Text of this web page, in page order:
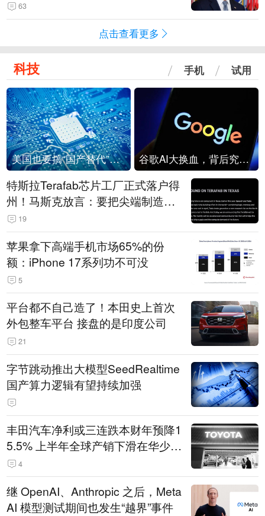
63
点击查看更多
科技 手机 试用
美国也要搞“国产替代”？先算清三笔账 谷歌AI大换血，背后究竟发生了什么？
特斯拉Terafab芯片工厂正式落户得
州！马斯克放言：要把尖端制造带
回美国
19
苹果拿下高端手机市场65%的份
额：iPhone 17系列功不可没
5
平台都不自己造了！本田史上首次
外包整车平台 接盘的是印度公司
21
字节跳动推出大模型SeedRealtime
国产算力逻辑有望持续加强
丰田汽车净利或三连跌本财年预降1
5.5% 上半年全球产销下滑在华少卖
14.3万辆
4
继 OpenAI、Anthropic 之后，Meta
AI 模型测试期间也发生“越界”事件